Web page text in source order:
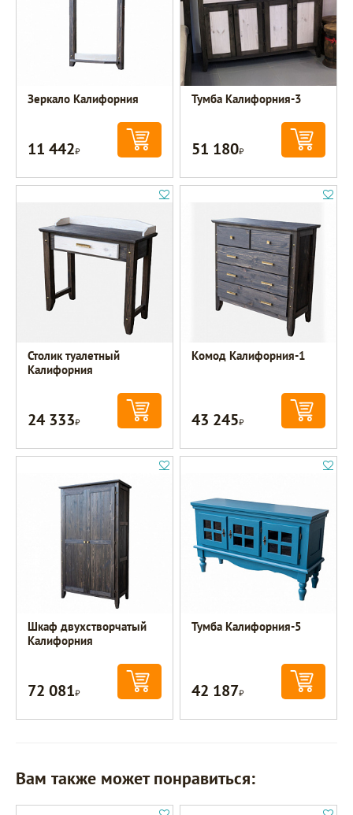
Зеркало Калифорния
11 442Р
Тумба Калифорния-3
51 180Р
Столик туалетный
Калифорния
24 333Р
Комод Калифорния-1
43 245Р
Шкаф двухстворчатый
Калифорния
72 081Р
Тумба Калифорния-5
42 187Р
Вам также может понравиться: